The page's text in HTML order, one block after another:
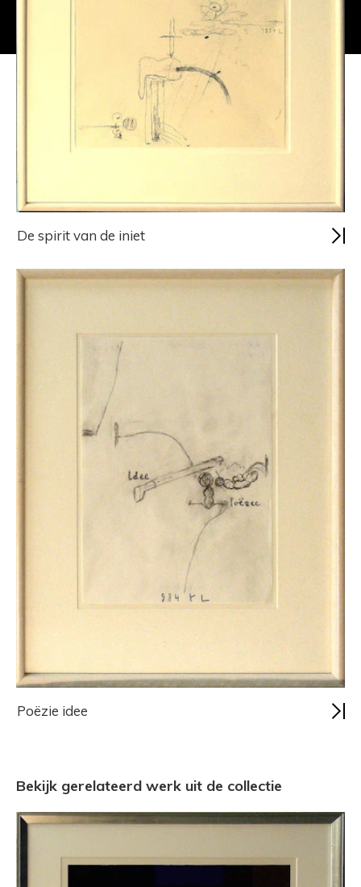
De spirit van de iniet
Poëzie idee
Bekijk gerelateerd werk uit de collectie